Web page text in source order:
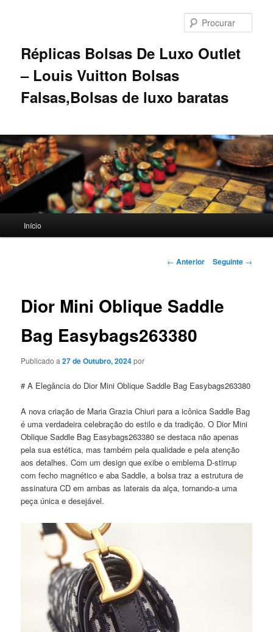
primárioRéplicas Bolsas De Luxo Outlet
– Louis Vuitton Bolsas
Falsas,Bolsas de luxo baratas
principal
Início
Navegação
← Anterior Seguinte →
Dior Mini Oblique Saddle
Bag Easybags263380
Publicado a27 de Outubro, 2024por
# A Elegância do Dior Mini Oblique Saddle Bag Easybags263380
A nova criação de Maria Grazia Chiuri para a icônica Saddle Bag
é uma verdadeira celebração do estilo e da tradição. O Dior Mini
Oblique Saddle Bag Easybags263380 se destaca não apenas
pela sua estética, mas também pela qualidade e pela atenção
aos detalhes. Com um design que exibe o emblema D-stirrup
com fecho magnético e aba Saddle, a bolsa traz a estrutura de
assinatura CD em ambas as laterais da alça, tornando-a uma
peça única e desejável.